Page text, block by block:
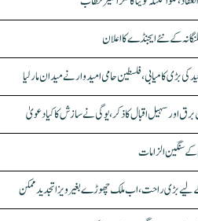
کے نئے ایجنڈے کا اعلان
بڑی کامیابی، فلسطین حامی امیدوار نے میدان مار لیا
اور سہیل اقبال کا ذکر، یوگی نے سازش کا کیا دعویٰ
کے سنگین الزامات